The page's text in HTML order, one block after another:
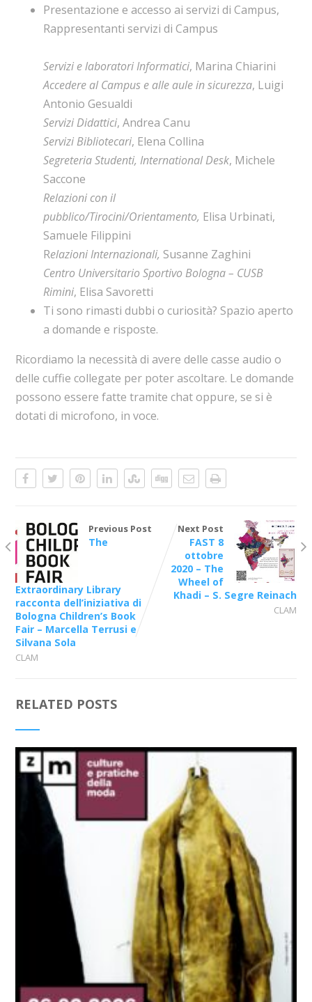
Presentazione e accesso ai servizi di Campus,
Rappresentanti servizi di Campus
Servizi e laboratori Informatici, Marina Chiarini
Accedere al Campus e alle aule in sicurezza, Luigi
Antonio Gesualdi
Servizi Didattici, Andrea Canu
Servizi Bibliotecari, Elena Collina
Segreteria Studenti, International Desk, Michele
Saccone
Relazioni con il
pubblico/Tirocini/Orientamento, Elisa Urbinati,
Samuele Filippini
Relazioni Internazionali, Susanne Zaghini
Centro Universitario Sportivo Bologna – CUSB
Rimini, Elisa Savoretti
Ti sono rimasti dubbi o curiosità? Spazio aperto
a domande e risposte.
Ricordiamo la necessità di avere delle casse audio o
delle cuffie collegate per poter ascoltare. Le domande
possono essere fatte tramite chat oppure, se si è
dotati di microfono, in voce.
Previous Post
The
Extraordinary Library
racconta dell’iniziativa di
Bologna Children’s Book
Fair – Marcella Terrusi e
Silvana Sola
CLAM
Next Post
FAST 8
ottobre
2020 – The
Wheel of
Khadi – S. Segre Reinach
CLAM
RELATED POSTS